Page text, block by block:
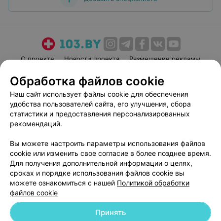
О проекте Новости проекта
Размещение рекламы
Пользовательское соглашение
Способы оплаты
Вакансии
Партнеры
Написать руководителю 103.by
Персональные настройки cookie
Обработка персональных данных
Обработка файлов cookie
Наш сайт использует файлы cookie для обеспечения
удобства пользователей сайта, его улучшения, сбора
статистики и предоставления персонализированных
рекомендаций.
Вы можете настроить параметры использования файлов
cookie или изменить свое согласие в более позднее время.
Для получения дополнительной информации о целях,
сроках и порядке использования файлов cookie вы
можете ознакомиться с нашей Политикой обработки
файлов cookie
Принять